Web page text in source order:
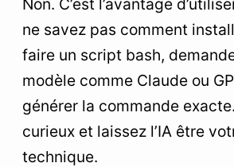
ne savez pas comment
faire un script bash,
modèle comme Claude ou
générer la commande
curieux et laissez l’IA être
technique.